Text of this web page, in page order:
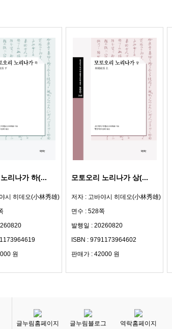
리나가 하(...
시 히데오(小林秀雄)
원
모토오리 노리나가 상(...
저자 : 고바야시 히데오(小林秀雄)
면수 : 528쪽
발행일 : 20260820
ISBN : 9791173964602
판매가 : 42000 원
글누림홈페이지 글누림블로그 역락홈페이지